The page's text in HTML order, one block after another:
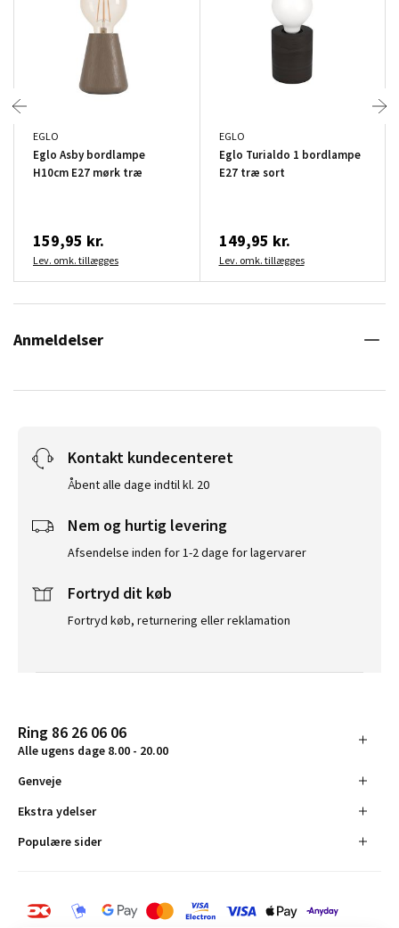
EGLO
Eglo Asby bordlampe
H10cm E27 mørk træ
159,95 kr.
Lev. omk. tillægges
EGLO
Eglo Turialdo 1 bordlampe
E27 træ sort
149,95 kr.
Lev. omk. tillægges
Anmeldelser
Kontakt kundecenteret
Åbent alle dage indtil kl. 20
Nem og hurtig levering
Afsendelse inden for 1-2 dage for lagervarer
Fortryd dit køb
Fortryd køb, returnering eller reklamation
Ring 86 26 06 06
Alle ugens dage 8.00 - 20.00
Genveje
Ekstra ydelser
Populære sider